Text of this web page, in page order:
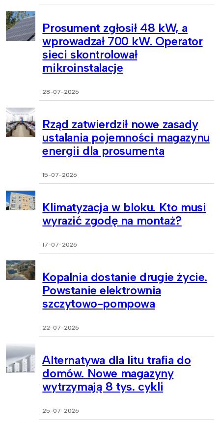
Prosument zgłosił 48 kW, a
wprowadzał 700 kW. Operator
sieci skontrolował
mikroinstalacje
28-07-2026
Rząd zatwierdził nowe zasady
ustalania pojemności magazynu
energii dla prosumenta
15-07-2026
Klimatyzacja w bloku. Kto musi
wyrazić zgodę na montaż?
17-07-2026
Kopalnia dostanie drugie życie.
Powstanie elektrownia
szczytowo-pompowa
22-07-2026
Alternatywa dla litu trafia do
domów. Nowe magazyny
wytrzymają 8 tys. cykli
25-07-2026